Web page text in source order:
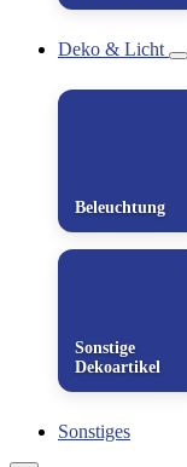
Deko & Licht
Beleuchtung
Sonstige
Dekoartikel
Sonstiges